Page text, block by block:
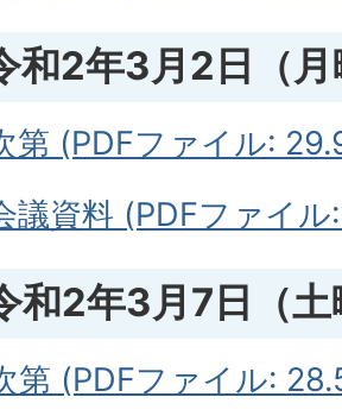
和2年3月2日（月
第 (PDFファイル:
議資料 (PDFファイ
和2年3月7日（土
第 (PDFファイル: